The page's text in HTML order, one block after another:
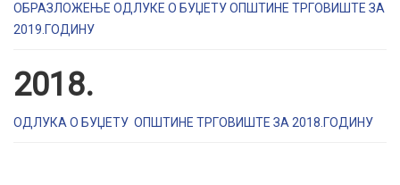
ОБРАЗЛОЖЕЊЕ ОДЛУКЕ О БУЏЕТУ ОПШТИНЕ ТРГОВИШТЕ ЗА
2019.ГОДИНУ
2018.
ОДЛУКА О БУЏЕТУ ОПШТИНЕ ТРГОВИШТЕ ЗА 2018.ГОДИНУ